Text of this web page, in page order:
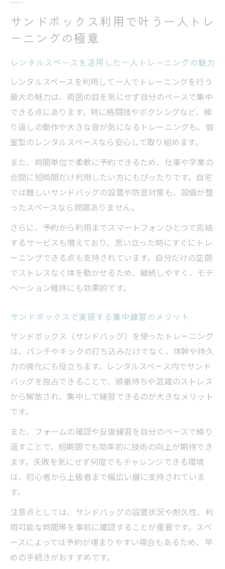
サンドボックス利用で叶う一人トレ
ーニングの極意
レンタルスペースを活用した一人トレーニングの魅力
レンタルスペースを利用して一人でトレーニングを行う
最大の魅力は、周囲の目を気にせず自分のペースで集中
できる点にあります。特に格闘技やボクシングなど、繰
り返しの動作や大きな音が気になるトレーニングも、個
室型のレンタルスペースなら安心して取り組めます。
また、時間単位で柔軟に予約できるため、仕事や学業の
合間に短時間だけ利用したい方にもぴったりです。自宅
では難しいサンドバッグの設置や防音対策も、設備が整
ったスペースなら問題ありません。
さらに、予約から利用までスマートフォンひとつで完結
するサービスも増えており、思い立った時にすぐにトレ
ーニングできる点も支持されています。自分だけの空間
でストレスなく体を動かせるため、継続しやすく、モチ
ベーション維持にも効果的です。
サンドボックスで実現する集中練習のメリット
サンドボックス（サンドバッグ）を使ったトレーニング
は、パンチやキックの打ち込みだけでなく、体幹や持久
力の強化にも役立ちます。レンタルスペース内でサンド
バッグを独占できることで、順番待ちや混雑のストレス
から解放され、集中して練習できるのが大きなメリット
です。
また、フォームの確認や反復練習を自分のペースで繰り
返すことで、短期間でも効率的に技術の向上が期待でき
ます。失敗を気にせず何度でもチャレンジできる環境
は、初心者から上級者まで幅広い層に支持されていま
す。
注意点としては、サンドバッグの設置状況や耐久性、利
用可能な時間帯を事前に確認することが重要です。スペ
ースによっては予約が埋まりやすい場合もあるため、早
めの手続きがおすすめです。